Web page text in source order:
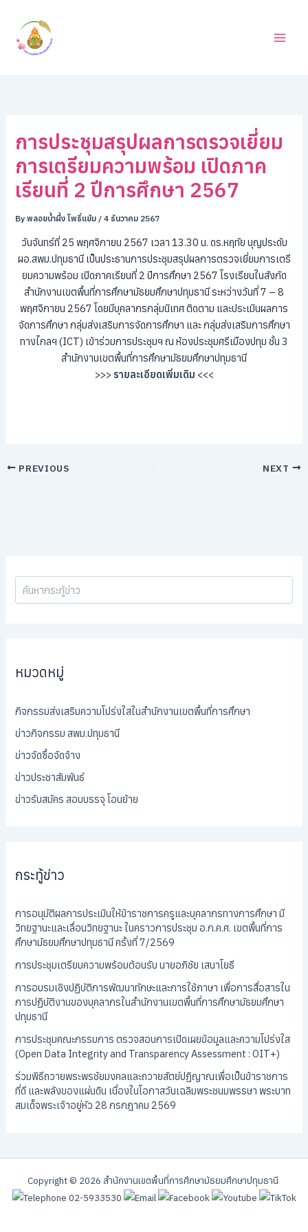
content
การประชุมสรุปผลการตรวจเยี่ยม
การเตรียมความพร้อม เปิดภาค
เรียนที่ 2 ปีการศึกษา 2567
Byพลอยน้ำผึ้ง โพธิ์แย้ม /4 ธันวาคม 2567
วันจันทร์ที่ 25 พฤศจิกายน 2567 เวลา 13.30 น. ดร.หฤทัย บุญประดับ
ผอ.สพม.ปทุมธานี เป็นประธานการประชุมสรุปผลการตรวจเยี่ยมการเตรี
ยมความพร้อม เปิดภาคเรียนที่ 2 ปีการศึกษา 2567 โรงเรียนในสังกัด
สำนักงานเขตพื้นที่การศึกษามัธยมศึกษาปทุมธานี ระหว่างวันที่ 7 – 8
พฤศจิกายน 2567 โดยมีบุคลากรกลุ่มนิเทศ ติดตาม และประเมินผลการ
จัดการศึกษา กลุ่มส่งเสริมการจัดการศึกษา และ กลุ่มส่งเสริมการศึกษา
ทางไกลฯ (ICT) เข้าร่วมการประชุมฯ ณ ห้องประชุมศรีเมืองปทุม ชั้น 3
สำนักงานเขตพื้นที่การศึกษามัธยมศึกษาปทุมธานี
>>> รายละเอียดเพิ่มเติม <<<
PREVIOUS NEXT
ห
า
หมวดหมู่
กิจกรรมส่งเสริมความโปร่งใสในสำนักงานเขตพื้นที่การศึกษา
ข่าวกิจกรรม สพม.ปทุมธานี
ข่าวจัดซื้อจัดจ้าง
ข่าวประชาสัมพันธ์
ข่าวรับสมัคร สอบบรรจุ โอนย้าย
กระทู้ข่าว
การอนุมัติผลการประเมินให้ข้าราชการครูและบุคลากรทางการศึกษา มี
วิทยฐานะและเลื่อนวิทยฐานะ ในคราวการประชุม อ.ก.ค.ศ. เขตพื้นที่การ
ศึกษามัธยมศึกษาปทุมธานี ครั้งที่ 7/2569
การประชุมเตรียมความพร้อมต้อนรับ นายอภิชัย เสนาโยธี
การอบรมเชิงปฏิบัติการพัฒนาทักษะและการใช้ภาษา เพื่อการสื่อสารใน
การปฏิบัติงานของบุคลากรในสำนักงานเขตพื้นที่การศึกษามัธยมศึกษา
ปทุมธานี
การประชุมคณะกรรมการ ตรวจสอบการเปิดเผยข้อมูลและความโปร่งใส
(Open Data Integrity and Transparency Assessment : OIT+)
ร่วมพิธีถวายพระพรชัยมงคลและถวายสัตย์ปฏิญาณเพื่อเป็นข้าราชการ
ที่ดี และพลังของแผ่นดิน เนื่องในโอกาสวันเฉลิมพระชนมพรรษา พระบาท
สมเด็จพระเจ้าอยู่หัว 28 กรกฎาคม 2569
Copyright © 2026 สํานักงานเขตพื้นที่การศึกษามัธยมศึกษาปทุมธานี